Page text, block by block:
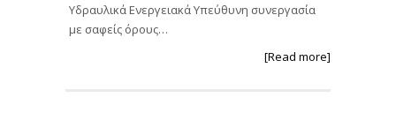
Υδραυλικά Ενεργειακά Υπεύθυνη συνεργασία
με σαφείς όρους…
[Read more]